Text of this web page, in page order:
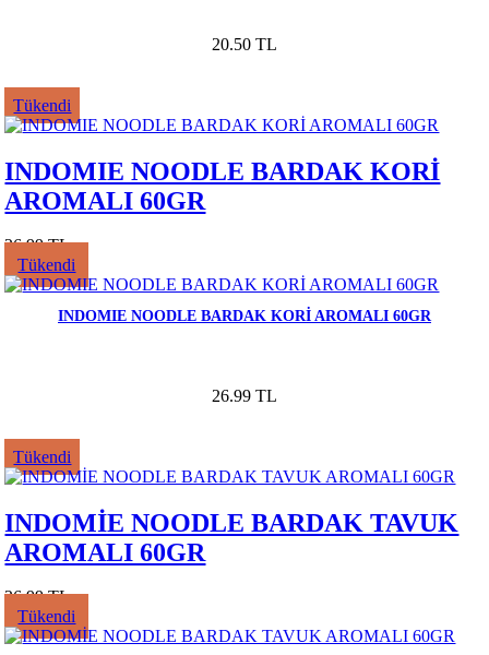
20.50 TL
Tükendi
INDOMIE NOODLE BARDAK KORİ
AROMALI 60GR
26.99 TL
Tükendi
INDOMIE NOODLE BARDAK KORİ AROMALI 60GR
26.99 TL
Tükendi
INDOMİE NOODLE BARDAK TAVUK
AROMALI 60GR
26.99 TL
Tükendi